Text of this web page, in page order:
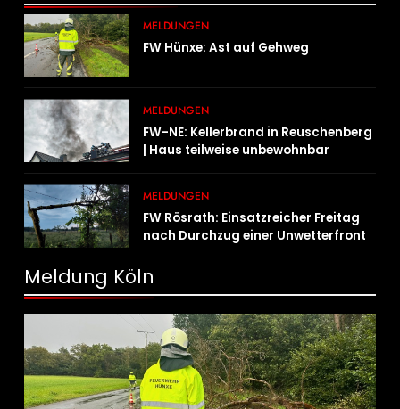
MELDUNGEN
FW Hünxe: Ast auf Gehweg
MELDUNGEN
FW-NE: Kellerbrand in Reuschenberg
| Haus teilweise unbewohnbar
MELDUNGEN
FW Rösrath: Einsatzreicher Freitag
nach Durchzug einer Unwetterfront
Meldung Köln